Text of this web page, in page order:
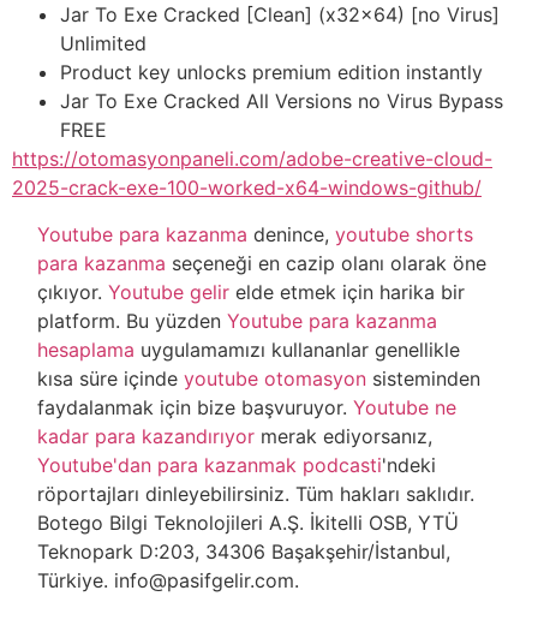
Jar To Exe Cracked [Clean] (x32x64) [no Virus]
Unlimited
Product key unlocks premium edition instantly
Jar To Exe Cracked All Versions no Virus Bypass
FREE
https://otomasyonpaneli.com/adobe-creative-cloud-
2025-crack-exe-100-worked-x64-windows-github/
Youtube para kazanma denince,youtube shorts
para kazanma seçeneği en cazip olanı olarak öne
çıkıyor.Youtube gelir elde etmek için harika bir
platform. Bu yüzdenYoutube para kazanma
hesaplama uygulamamızı kullananlar genellikle
kısa süre içindeyoutube otomasyon sisteminden
faydalanmak için bize başvuruyor.Youtube ne
kadar para kazandırıyor merak ediyorsanız,
Youtube'dan para kazanmak podcasti'ndeki
röportajları dinleyebilirsiniz. Tüm hakları saklıdır.
Botego Bilgi Teknolojileri A.Ş. İkitelli OSB, YTÜ
Teknopark D:203, 34306 Başakşehir/İstanbul,
Türkiye. info@pasifgelir.com.